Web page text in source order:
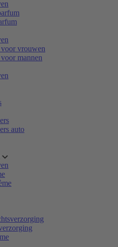
vrouwen
mannen
auto